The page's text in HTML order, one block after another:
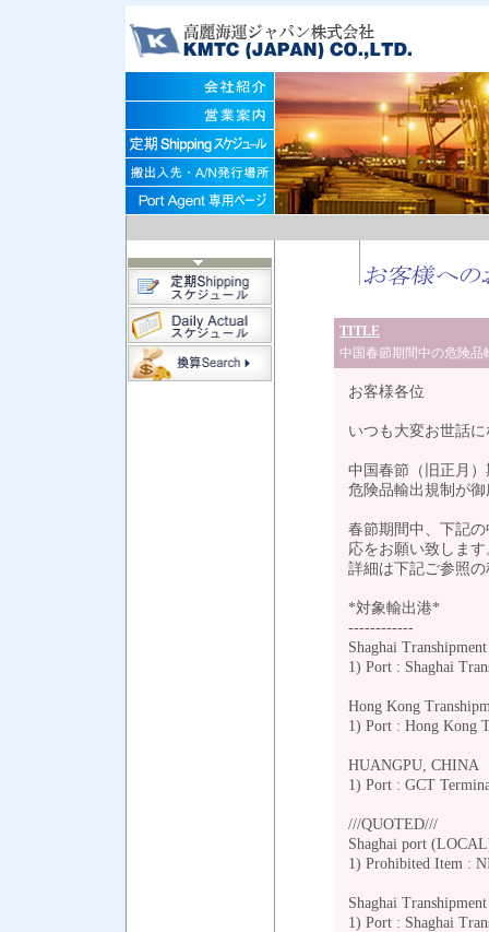
TITLE
中国春節期間中の危険品
お客様各位
いつも大変お世話
中国春節（旧正月
危険品輸出規制が
春節期間中、下記
応をお願い致します
詳細は下記ご参照
*対象輸出港*
------------
Shaghai
1) Port : Shaghai
Hong Kong
1) Port : Hong Kong
HUANGPU, CHINA
1) Port : GCT
///QUOTED///
Shaghai port
1) Prohibited Item :
Shaghai
1) Port : Shaghai